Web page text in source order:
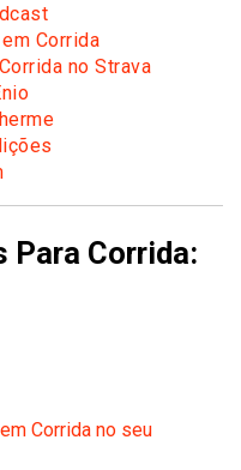
Corrida
no Strava
Para Corrida:
Corrida no seu